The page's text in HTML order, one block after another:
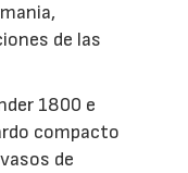
de las
1800 e
compacto
de